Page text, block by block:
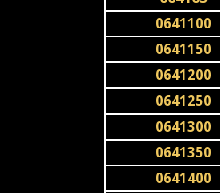
0641100
0641150
0641200
0641250
0641300
0641350
0641400